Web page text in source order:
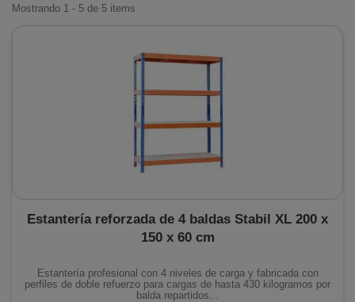
Mostrando 1 - 5 de 5 items
Estantería reforzada de 4 baldas Stabil XL 200 x
150 x 60 cm
Estantería profesional con 4 niveles de carga y fabricada con
perfiles de doble refuerzo para cargas de hasta 430 kilogramos por
balda repartidos...